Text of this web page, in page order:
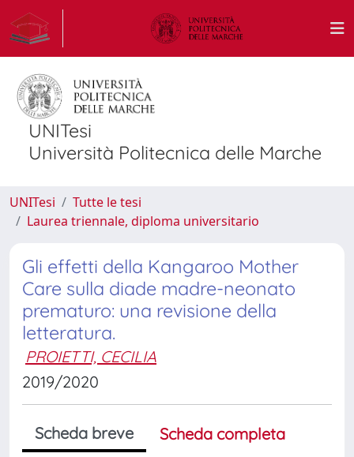
UNITesi
Università Politecnica delle Marche
UNITesi
Tutte le tesi
Laurea triennale, diploma universitario
Gli effetti della Kangaroo Mother
Care sulla diade madre-neonato
prematuro: una revisione della
letteratura.
PROIETTI, CECILIA
2019/2020
Scheda breve
Scheda completa